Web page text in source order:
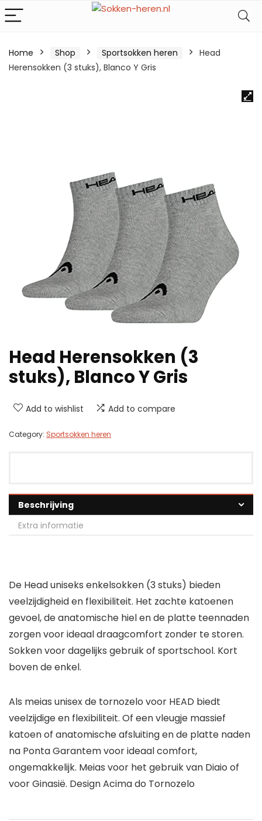
Home Shop Sportsokken heren
Head
Herensokken (3 stuks), Blanco Y Gris
Head Herensokken (3
stuks), Blanco Y Gris
Add to wishlist Add to compare
Category: Sportsokken heren
Beschrijving
Extra informatie
De Head uniseks enkelsokken (3 stuks) bieden
veelzijdigheid en flexibiliteit. Het zachte katoenen
gevoel, de anatomische hiel en de platte teennaden
zorgen voor ideaal draagcomfort zonder te storen.
Sokken voor dagelijks gebruik of sportschool. Kort
boven de enkel.
Als meias unisex de tornozelo voor HEAD biedt
veelzijdige en flexibiliteit. Of een vleugje massief
katoen of anatomische afsluiting en de platte naden
na Ponta Garantem voor ideaal comfort,
ongemakkelijk. Meias voor het gebruik van Diaio of
voor Ginasië. Design Acima do Tornozelo